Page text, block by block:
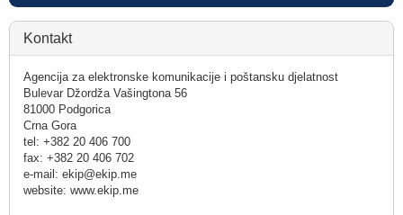
Kontakt
Agencija za elektronske komunikacije i poštansku djelatnost
Bulevar Džordža Vašingtona 56
81000 Podgorica
Crna Gora
tel: +382 20 406 700
fax: +382 20 406 702
e-mail: ekip@ekip.me
website: www.ekip.me